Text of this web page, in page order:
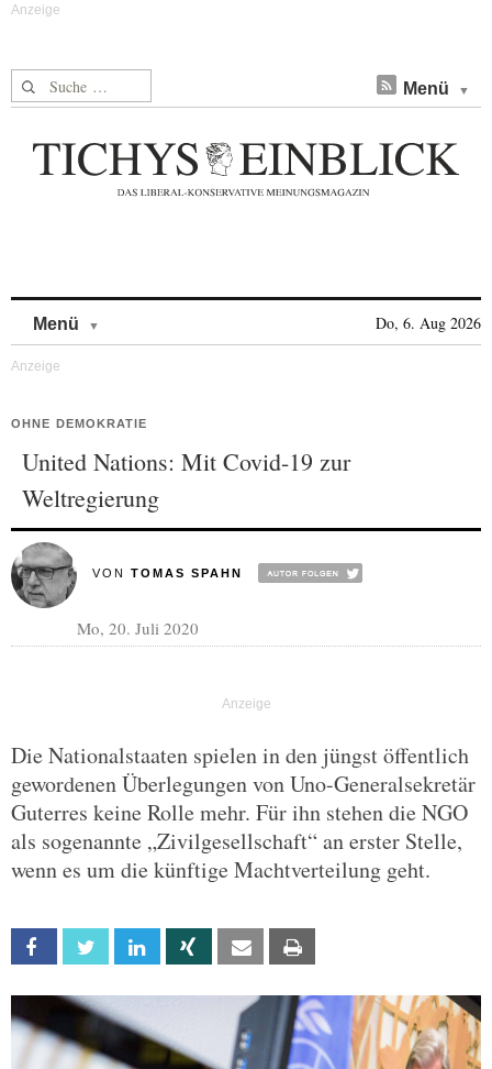
Suche nach: Menü
Menü Do, 6. Aug 2026
OHNE DEMOKRATIE
United Nations: Mit Covid-19 zur
Weltregierung
VON TOMAS SPAHN
Mo, 20. Juli 2020
Die Nationalstaaten spielen in den jüngst öffentlich
gewordenen Überlegungen von Uno-Generalsekretär
Guterres keine Rolle mehr. Für ihn stehen die NGO
als sogenannte „Zivilgesellschaft“ an erster Stelle,
wenn es um die künftige Machtverteilung geht.
Facebook Twitter Linkedin Xing Email